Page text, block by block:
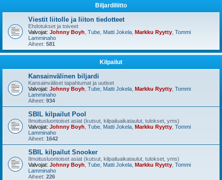
Biljardiliitto
Viestit liitolle ja liiton tiedotteet
Ehdotukset ja toiveet
Valvojat: Johnny Boyh Tube Matti Jokela Markku Ryytty Tommi
Lamminaho
Aiheet: 581
Kilpailut
Kansainvälinen biljardi
Kansainväliset tapahtumat ja uutiset
Valvojat: Johnny Boyh Tube Matti Jokela Markku Ryytty Tommi
Lamminaho
Aiheet: 934
SBIL kilpailut Pool
Ilmoitusluontoiset asiat (kutsut, kilpailuaikataulut, tulokset, yms)
Valvojat: Johnny Boyh Tube Matti Jokela Markku Ryytty Tommi
Lamminaho
Aiheet: 1642
SBIL kilpailut Snooker
Ilmoitusluontoiset asiat (kutsut, kilpailuaikataulut, tulokset, yms)
Valvojat: Johnny Boyh Tube Matti Jokela Markku Ryytty Tommi
Lamminaho
Aiheet: 226